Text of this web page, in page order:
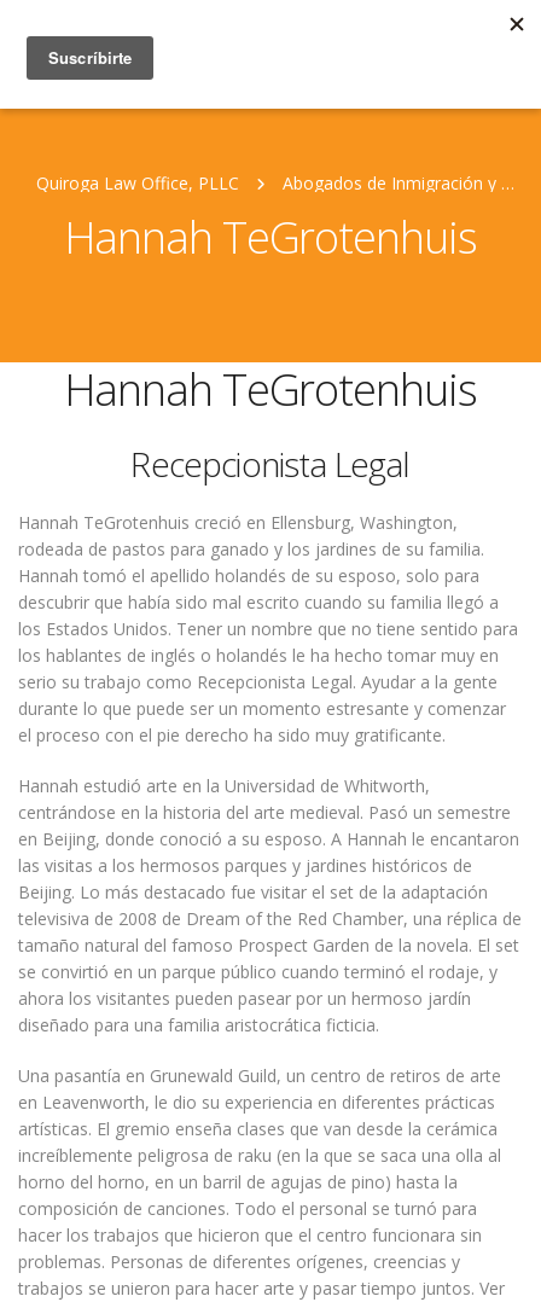
Quiroga Law Office, PLLC Abogados de Inmigración y Personal Jurídico
Hannah TeGrotenhuis
Hannah TeGrotenhuis
Recepcionista Legal
Hannah TeGrotenhuis creció en Ellensburg, Washington,
rodeada de pastos para ganado y los jardines de su familia.
Hannah tomó el apellido holandés de su esposo, solo para
descubrir que había sido mal escrito cuando su familia llegó a
los Estados Unidos. Tener un nombre que no tiene sentido para
los hablantes de inglés o holandés le ha hecho tomar muy en
serio su trabajo como Recepcionista Legal. Ayudar a la gente
durante lo que puede ser un momento estresante y comenzar
el proceso con el pie derecho ha sido muy gratificante.
Hannah estudió arte en la Universidad de Whitworth,
centrándose en la historia del arte medieval. Pasó un semestre
en Beijing, donde conoció a su esposo. A Hannah le encantaron
las visitas a los hermosos parques y jardines históricos de
Beijing. Lo más destacado fue visitar el set de la adaptación
televisiva de 2008 de Dream of the Red Chamber, una réplica de
tamaño natural del famoso Prospect Garden de la novela. El set
se convirtió en un parque público cuando terminó el rodaje, y
ahora los visitantes pueden pasear por un hermoso jardín
diseñado para una familia aristocrática ficticia.
Una pasantía en Grunewald Guild, un centro de retiros de arte
en Leavenworth, le dio su experiencia en diferentes prácticas
artísticas. El gremio enseña clases que van desde la cerámica
increíblemente peligrosa de raku (en la que se saca una olla al
horno del horno, en un barril de agujas de pino) hasta la
composición de canciones. Todo el personal se turnó para
hacer los trabajos que hicieron que el centro funcionara sin
problemas. Personas de diferentes orígenes, creencias y
trabajos se unieron para hacer arte y pasar tiempo juntos. Ver